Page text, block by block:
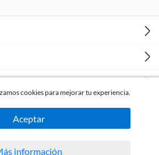
cookies para mejorar tu experiencia.
Aceptar
información